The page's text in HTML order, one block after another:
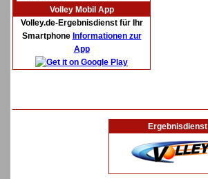
Volley Mobil App
Volley.de-Ergebnisdienst für Ihr
Smartphone Informationen zur
App
Ergebnisdienst